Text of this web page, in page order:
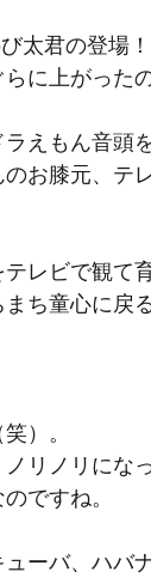
太君の登場！
に上がった
えもん音頭
お膝元、テ
レビで観て
ち童心に戻
）。
リノリにな
ですね。
ーバ、ハバ